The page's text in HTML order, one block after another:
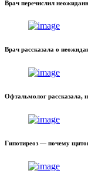
Врач перечислил
Врач рассказала о
Офтальмолог рассказала,
Гипотиреоз — почему